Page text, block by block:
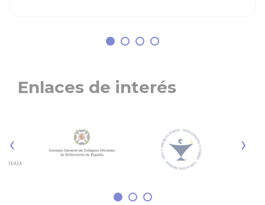
insuperable y una lesión irreversible. El mayor
retinopatía solar, una quemadura fotoquímica
fotoquímica de la retina, la pérdida parcial o
irreversible de la visión, distorsión de las
imágenes, daño permanente en segundos o
Enlaces de interés
‹ ›